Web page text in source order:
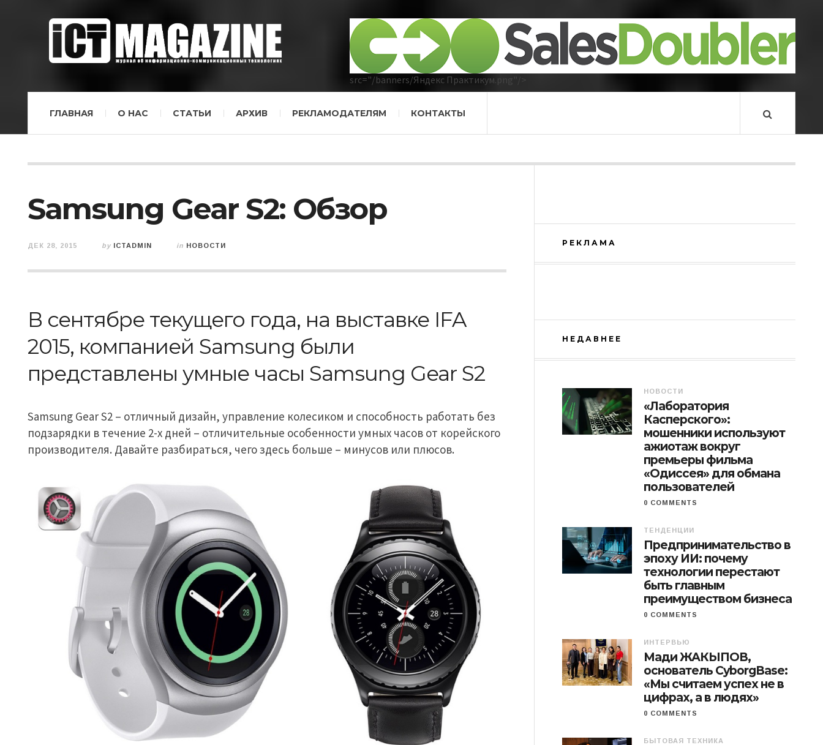
src="/banners/Яндекс Практикум.png"/>
ГЛАВНАЯ О НАС СТАТЬИ АРХИВ РЕКЛАМОДАТЕЛЯМ КОНТАКТЫ
Samsung Gear S2: Обзор
ДЕК 28, 2015 by ICTADMIN in НОВОСТИ
В сентябре текущего года, на выставке IFA
2015, компанией Samsung были
представлены умные часы Samsung Gear S2
Samsung Gear S2 – отличный дизайн, управление колесиком и способность работать без
подзарядки в течение 2-х дней – отличительные особенности умных часов от корейского
производителя. Давайте разбираться, чего здесь больше – минусов или плюсов.
РЕКЛАМА
НЕДАВНЕЕ
НОВОСТИ
«Лаборатория
Касперского»:
мошенники используют
ажиотаж вокруг
премьеры фильма
«Одиссея» для обмана
пользователей
0 COMMENTS
ТЕНДЕНЦИИ
Предпринимательство в
эпоху ИИ: почему
технологии перестают
быть главным
преимуществом бизнеса
0 COMMENTS
ИНТЕРВЬЮ
Мади ЖАКЫПОВ,
основатель CyborgBase:
«Мы считаем успех не в
цифрах, а в людях»
0 COMMENTS
БЫТОВАЯ ТЕХНИКА